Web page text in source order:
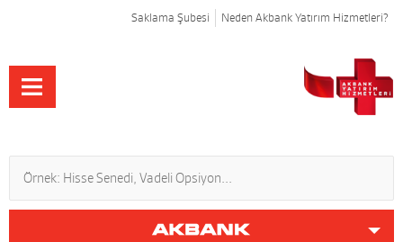
Saklama Şubesi Neden Akbank Yatırım Hizmetleri?